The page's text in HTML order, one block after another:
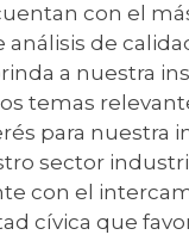
con el
de
a nuestra
temas
para nuestra
sector
con el
cívica que